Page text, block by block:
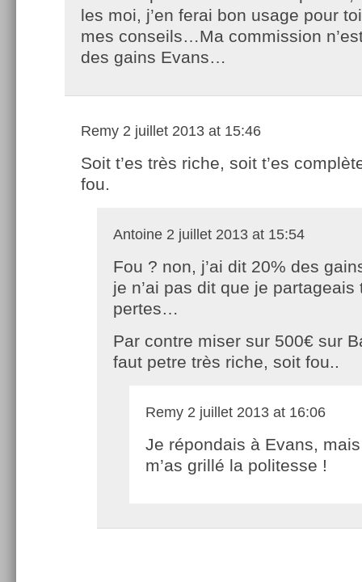
les moi, j’en ferai bon usage pour
mes conseils…Ma commission
des gains Evans…
Remy 2 juillet 2013 at 15:46
Soit t’es très riche, soit t’es
fou.
Antoine 2 juillet 2013 at 15:54
Fou ? non, j’ai dit 20% des
je n’ai pas dit que je partageais
pertes…
Par contre miser sur 500€ sur
faut petre très riche, soit fou..
Remy 2 juillet 2013 at 16:06
Je répondais à Evans,
m’as grillé la politesse !